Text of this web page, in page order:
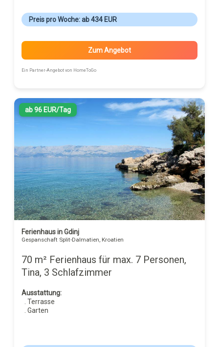
Preis pro Woche: ab 434 EUR
Zum Angebot
Ein Partner-Angebot von HomeToGo
ab 96 EUR/Tag
Ferienhaus in Gdinj
Gespanschaft Split-Dalmatien, Kroatien
70 m² Ferienhaus für max. 7 Personen,
Tina, 3 Schlafzimmer
Ausstattung:
. Terrasse
. Garten